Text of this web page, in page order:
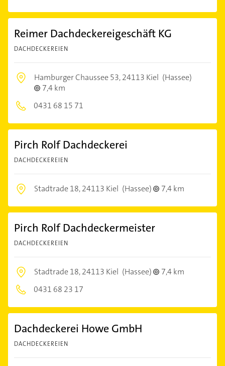
Reimer Dachdeckereigeschäft KG
DACHDECKEREIEN
Hamburger Chaussee 53,24113 Kiel (Hassee)
7,4 km
0431 68 15 71
Pirch Rolf Dachdeckerei
DACHDECKEREIEN
Stadtrade 18,24113 Kiel (Hassee) 7,4 km
Pirch Rolf Dachdeckermeister
DACHDECKEREIEN
Stadtrade 18,24113 Kiel (Hassee)
7,4 km
0431 68 23 17
Dachdeckerei Howe GmbH
DACHDECKEREIEN